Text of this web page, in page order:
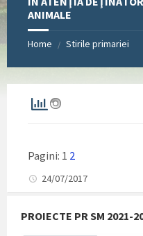
ANIMALE
Home / Stirile primariei
Pagini: 1 2
24/07/2017
PROIECTE PR SM 2021-